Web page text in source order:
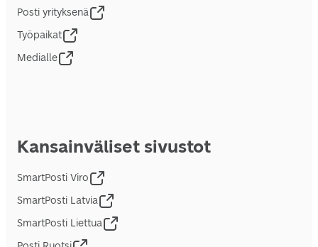
Posti yrityksenä
Työpaikat
Medialle
Kansainväliset sivustot
SmartPosti Viro
SmartPosti Latvia
SmartPosti Liettua